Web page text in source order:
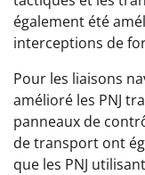
également été
interceptions de
Pour les liaisons
amélioré les PNJ
panneaux de
de transport ont
que les PNJ